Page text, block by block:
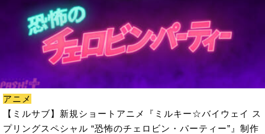
アニメ
【ミルサブ】新規ショートアニメ『ミルキー☆バイウェイ ス
プリングスペシャル “恐怖のチェロビン・パーティー”』制作